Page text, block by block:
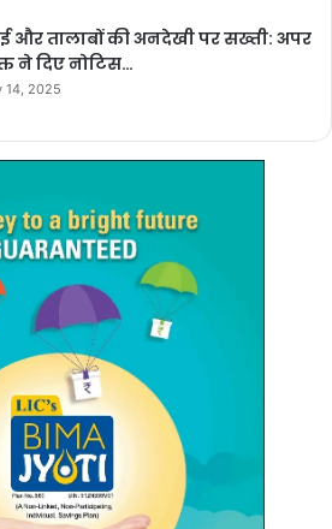
और तालाबों की अनदेखी पर सख्ती: अपर
ने दिए नोटिस…
14, 2025